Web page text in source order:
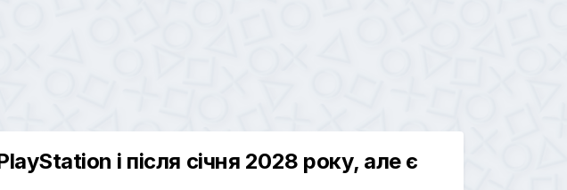
і після січня 2028 року, але є